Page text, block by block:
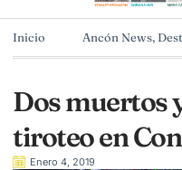
Inicio Ancón News,
Dos muertos
tiroteo en
Enero 4, 2019